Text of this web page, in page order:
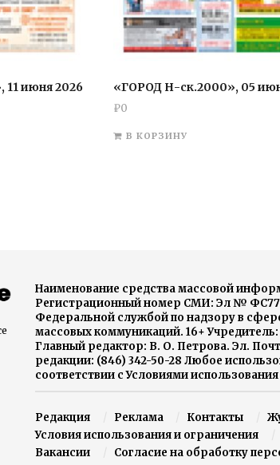
июня 2026 «ГОРОД Н-ск.2000», 05
₽0
В КОРЗИНУ
Наименование средства массовой
Регистрационный номер СМИ: Эл № ФС77-
Федеральной службой по надзору в
массовых коммуникаций. 16+
Главный редактор: В. О. Петрова. Эл.
редакции: (846) 342-50-28 Любое
соответствии с Условиями использования
Редакция Реклама Контакты
Условия использования и ограничения
Вакансии
Согласие на обработку